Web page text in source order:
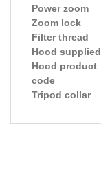
Power zoom
Zoom lock
Filter thread
Hood supplied
Hood product
code
Tripod collar